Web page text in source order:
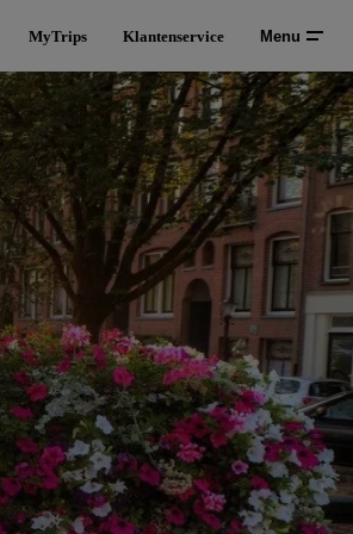
MyTrips Klantenservice Menu